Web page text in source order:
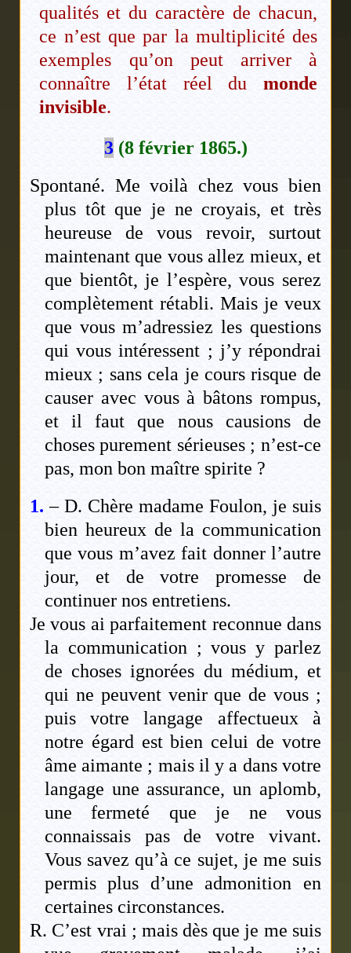
qualités et du caractère de chacun,
ce n’est que par la multiplicité des
exemples qu’on peut arriver à
connaître l’état réel dumonde
invisible.
3(8 février 1865.)
Spontané. Me voilà chez vous bien
plus tôt que je ne croyais, et très
heureuse de vous revoir, surtout
maintenant que vous allez mieux, et
que bientôt, je l’espère, vous serez
complètement rétabli. Mais je veux
que vous m’adressiez les questions
qui vous intéressent ; j’y répondrai
mieux ; sans cela je cours risque de
causer avec vous à bâtons rompus,
et il faut que nous causions de
choses purement sérieuses ; n’est-ce
pas, mon bon maître spirite ?
1. – D. Chère madame Foulon, je suis
bien heureux de la communication
que vous m’avez fait donner l’autre
jour, et de votre promesse de
continuer nos entretiens.
Je vous ai parfaitement reconnue dans
la communication ; vous y parlez
de choses ignorées du médium, et
qui ne peuvent venir que de vous ;
puis votre langage affectueux à
notre égard est bien celui de votre
âme aimante ; mais il y a dans votre
langage une assurance, un aplomb,
une fermeté que je ne vous
connaissais pas de votre vivant.
Vous savez qu’à ce sujet, je me suis
permis plus d’une admonition en
certaines circonstances.
R. C’est vrai ; mais dès que je me suis